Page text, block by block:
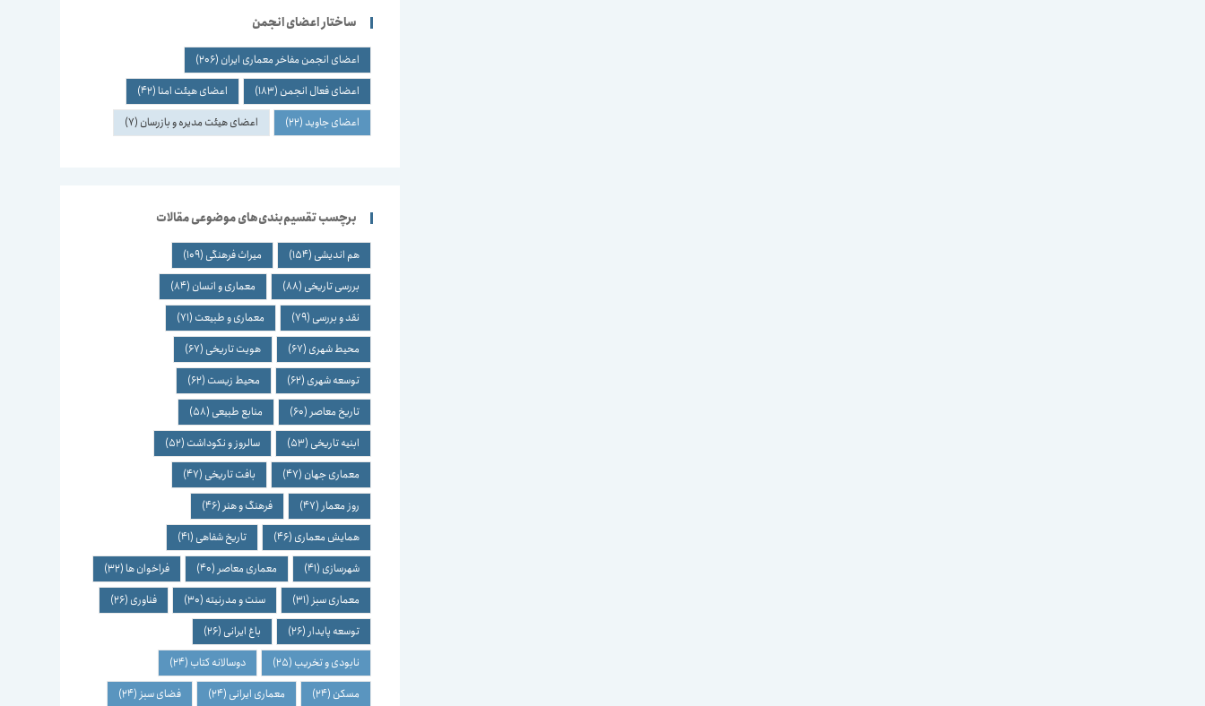
ساختار اعضای انجمن
اعضای انجمن مفاخر معماری ایران (206)
اعضای فعال انجمن (183) اعضای هیئت امنا(42)
اعضای جاوید(22) اعضای هیئت مدیره و بازرسان (7)
برچسب تقسیم‌بندی‌های موضوعی مقالات
هم اندیشی (154) میراث فرهنگی (109)
بررسی تاریخی (88) معماری و انسان (84)
نقد و بررسی (79) معماری و طبیعت (71)
محیط شهری (67) هویت تاریخی (67)
توسعه شهری (62) محیط زیست (62)
تاریخ معاصر (60) منابع طبیعی (58)
ابنیه تاریخی (53) سالروز و نکوداشت (52)
معماری جهان (47) بافت تاریخی (47)
روز معمار (47) فرهنگ و هنر (46)
همایش معماری (46) تاریخ شفاهی (41)
شهرسازی (41) معماری معاصر (40) فراخوان ها(32)
معماری سبز (31) سنت و مدرنیته (30) فناوری (26)
توسعه پایدار (26) باغ ایرانی (26)
نابودی و تخریب (25) دوسالانه کتاب (24)
مسکن (24) معماری ایرانی (24) فضای سبز (24)